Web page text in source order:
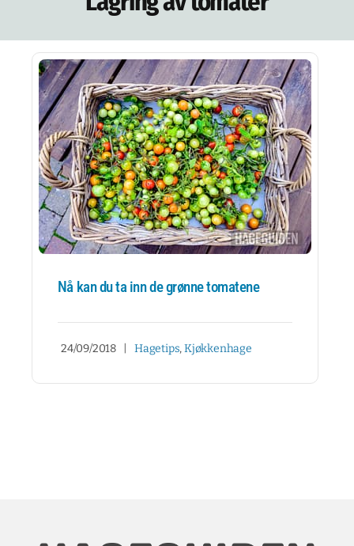
NETTBUTIKK
NYHETSBREV
KURS
HAGETIPS
REISETIPS
OM OSS
SPØRSMÅL OG SVAR
Nå kan du ta inn de grønne tomatene
24/09/2018 Hagetips,Kjøkkenhage